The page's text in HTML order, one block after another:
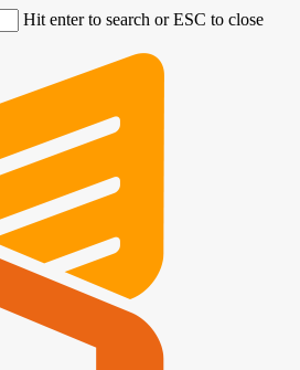
Hit enter to search or ESC to close